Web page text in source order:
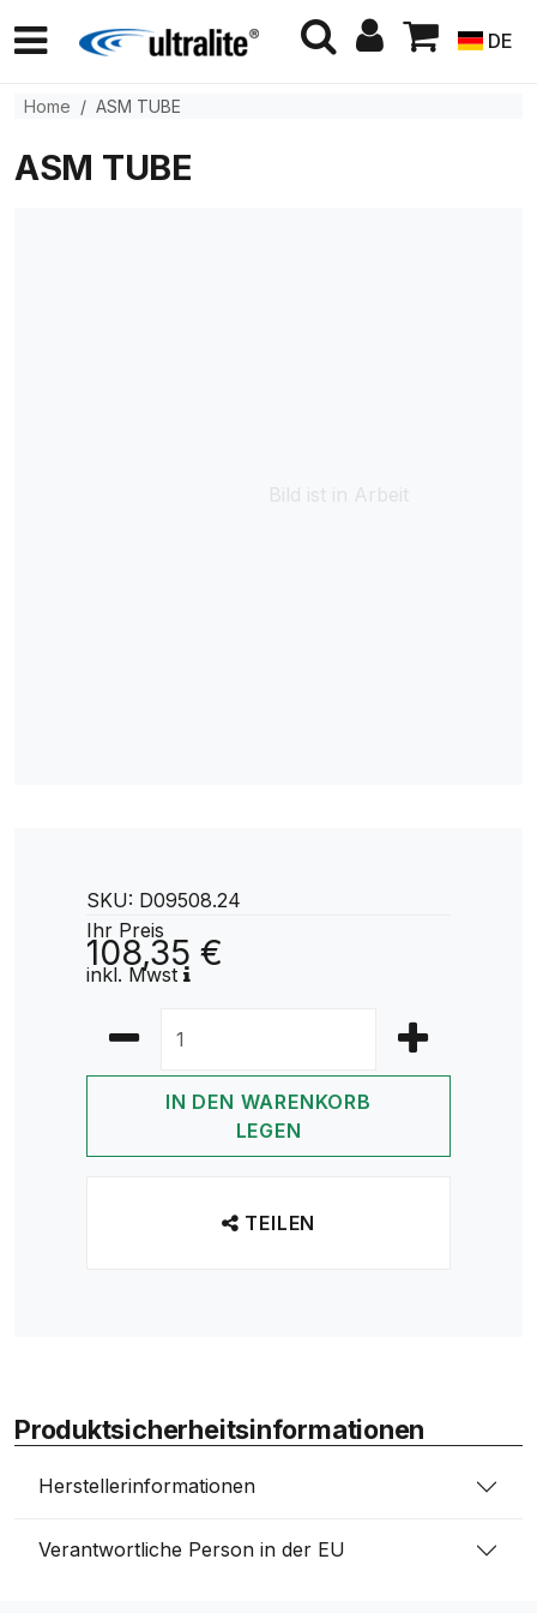
DE
Home ASM TUBE
ASM TUBE
Bild ist in Arbeit
SKU: D09508.24
Ihr Preis
108,35 €
inkl. Mwst
IN DEN WARENKORB
LEGEN
TEILEN
Produktsicherheitsinformationen
Herstellerinformationen
Verantwortliche Person in der EU